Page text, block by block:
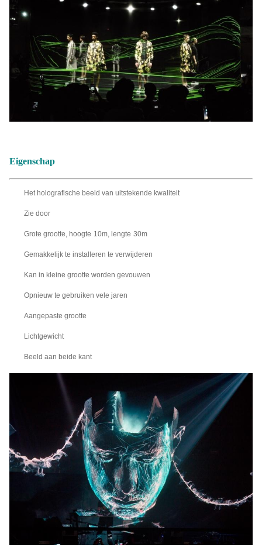
Eigenschap
Het holografische beeld van uitstekende kwaliteit
Zie door
Grote grootte, hoogte 10m , lengte 30m
Gemakkelijk te installeren te verwijderen
Kan in kleine grootte worden gevouwen
Opnieuw te gebruiken vele jaren
Aangepaste grootte
Lichtgewicht
Beeld aan beide kant